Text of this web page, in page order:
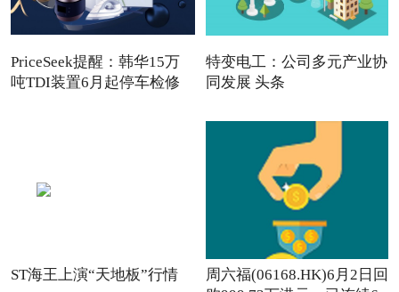
PriceSeek提醒：韩华15万
吨TDI装置6月起停车检修
特变电工：公司多元产业协
同发展 头条
ST海王上演“天地板”行情
周六福(06168.HK)6月2日回